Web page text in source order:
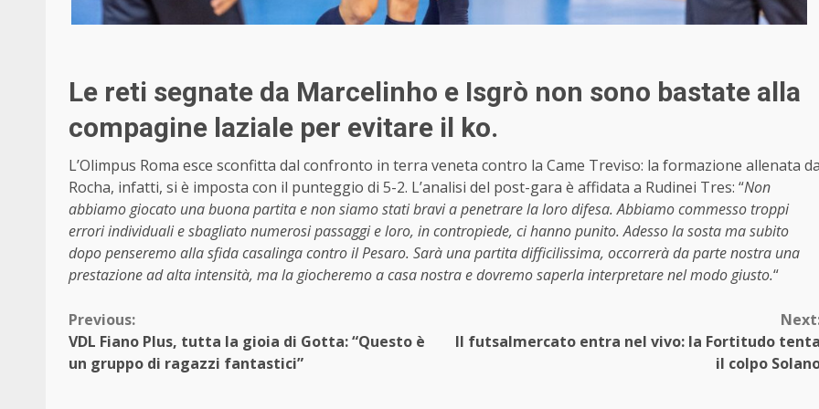
Le reti segnate da Marcelinho e Isgrò non sono bastate alla
compagine laziale per evitare il ko.
L’Olimpus Roma esce sconfitta dal confronto in terra veneta contro la Came Treviso: la formazione allenata da
Rocha, infatti, si è imposta con il punteggio di 5-2. L’analisi del post-gara è affidata a Rudinei Tres: “Non
abbiamo giocato una buona partita e non siamo stati bravi a penetrare la loro difesa. Abbiamo commesso troppi
errori individuali e sbagliato numerosi passaggi e loro, in contropiede, ci hanno punito. Adesso la sosta ma subito
dopo penseremo alla sfida casalinga contro il Pesaro. Sarà una partita difficilissima, occorrerà da parte nostra una
prestazione ad alta intensità, ma la giocheremo a casa nostra e dovremo saperla interpretare nel modo giusto.“
Continue
Reading
Previous:
VDL Fiano Plus, tutta la gioia di Gotta: “Questo è
un gruppo di ragazzi fantastici”
Il futsalmercato entra nel vivo: la Fortitudo tenta
il colpo